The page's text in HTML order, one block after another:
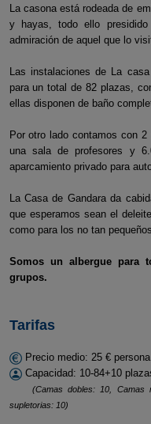
La casona está rodeada de
y hayas, todo ello
admiración de aquel que lo
Las instalaciones de La
para un total de 82 plazas,
ellas disponen de baño
Por otro lado contamos con
una sala de profesores y
aparcamiento privado para
La Casa de Gandara da
que esperamos sean el
como para los no tan
Somos un albergue para
grupos.
Tarifas
Precio medio: 25 €
Capacidad: 10-84+10
(Camas dobles: 10, Camas
supletorias: 10)